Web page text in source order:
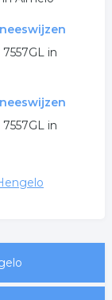
in
in